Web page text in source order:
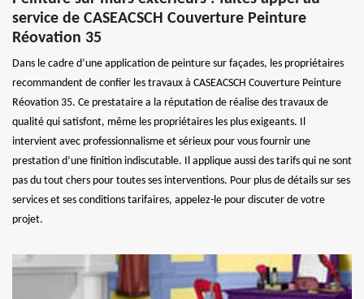
service de CASEACSCH Couverture Peinture
Réovation 35
Dans le cadre d’une application de peinture sur façades, les propriétaires
recommandent de confier les travaux à CASEACSCH Couverture Peinture
Réovation 35. Ce prestataire a la réputation de réalise des travaux de
qualité qui satisfont, même les propriétaires les plus exigeants. Il
intervient avec professionnalisme et sérieux pour vous fournir une
prestation d’une finition indiscutable. Il applique aussi des tarifs qui ne sont
pas du tout chers pour toutes ses interventions. Pour plus de détails sur ses
services et ses conditions tarifaires, appelez-le pour discuter de votre
projet.